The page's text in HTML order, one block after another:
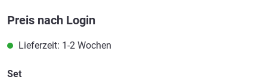
Preis nach Login
Lieferzeit: 1-2 Wochen
Set